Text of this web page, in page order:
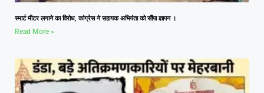
स्मार्ट मीटर लगाने का विरोध, कांग्रेस ने सहायक अभियंता को सौंपा ज्ञापन ।
Read More »